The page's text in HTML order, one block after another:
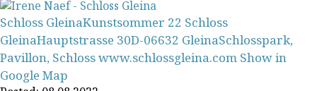
Schloss GleinaKunstsommer 22 Schloss
GleinaHauptstrasse 30D-06632 GleinaSchlosspark,
Pavillon, Schloss www.schlossgleina.com Show in
Google Map